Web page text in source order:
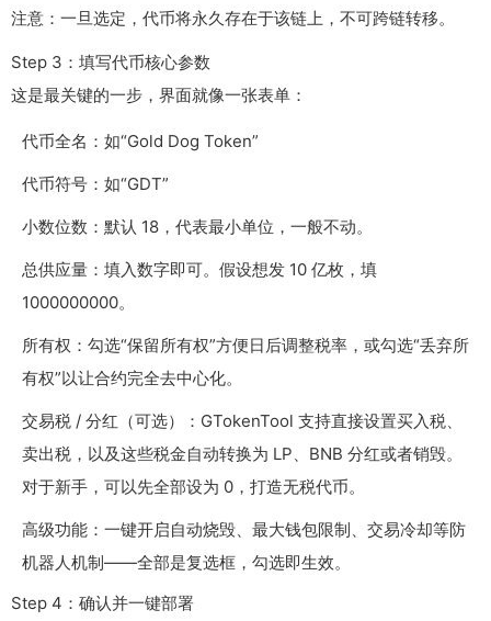
注意：一旦选定，代币将永久存在于该链上，不可跨链转移。
Step 3：填写代币核心参数
这是最关键的一步，界面就像一张表单：
代币全名：如“Gold Dog Token”
代币符号：如“GDT”
小数位数：默认 18，代表最小单位，一般不动。
总供应量：填入数字即可。假设想发 10 亿枚，填
1000000000。
所有权：勾选“保留所有权”方便日后调整税率，或勾选“丢弃所
有权”以让合约完全去中心化。
交易税 / 分红（可选）：GTokenTool 支持直接设置买入税、
卖出税，以及这些税金自动转换为 LP、BNB 分红或者销毁。
对于新手，可以先全部设为 0，打造无税代币。
高级功能：一键开启自动烧毁、最大钱包限制、交易冷却等防
机器人机制——全部是复选框，勾选即生效。
Step 4：确认并一键部署